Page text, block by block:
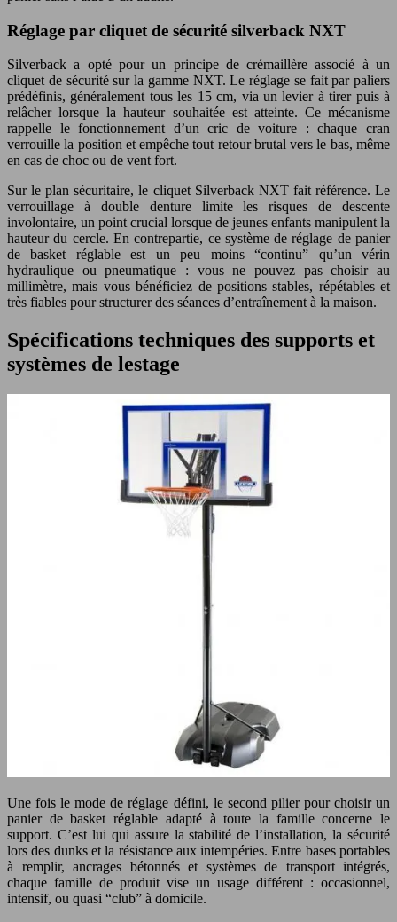
Réglage par cliquet de sécurité silverback NXT
Silverback a opté pour un principe de crémaillère associé à un
cliquet de sécurité sur la gamme NXT. Le réglage se fait par paliers
prédéfinis, généralement tous les 15 cm, via un levier à tirer puis à
relâcher lorsque la hauteur souhaitée est atteinte. Ce mécanisme
rappelle le fonctionnement d’un cric de voiture : chaque cran
verrouille la position et empêche tout retour brutal vers le bas, même
en cas de choc ou de vent fort.
Sur le plan sécuritaire, le cliquet Silverback NXT fait référence. Le
verrouillage à double denture limite les risques de descente
involontaire, un point crucial lorsque de jeunes enfants manipulent la
hauteur du cercle. En contrepartie, ce système de réglage de panier
de basket réglable est un peu moins “continu” qu’un vérin
hydraulique ou pneumatique : vous ne pouvez pas choisir au
millimètre, mais vous bénéficiez de positions stables, répétables et
très fiables pour structurer des séances d’entraînement à la maison.
Spécifications techniques des supports et
systèmes de lestage
Une fois le mode de réglage défini, le second pilier pour choisir un
panier de basket réglable adapté à toute la famille concerne le
support. C’est lui qui assure la stabilité de l’installation, la sécurité
lors des dunks et la résistance aux intempéries. Entre bases portables
à remplir, ancrages bétonnés et systèmes de transport intégrés,
chaque famille de produit vise un usage différent : occasionnel,
intensif, ou quasi “club” à domicile.